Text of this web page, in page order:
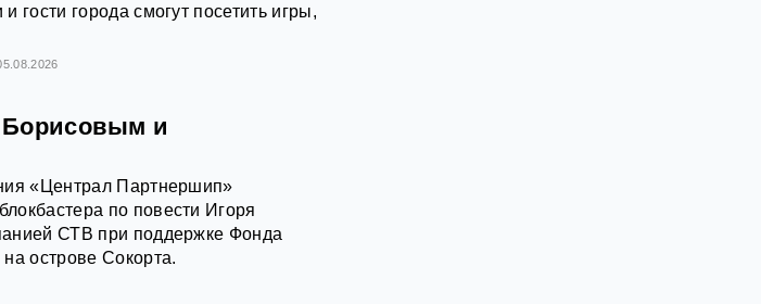
города смогут посетить игры,
Борисовым и
«Централ Партнершип»
по повести Игоря
СТВ при поддержке Фонда
острове Сокорта.